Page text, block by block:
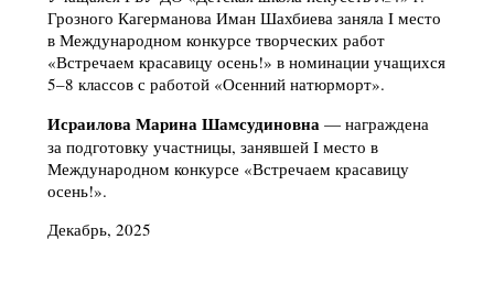
Грозного Кагерманова Иман Шахбиева заняла I место
в Международном конкурсе творческих работ
«Встречаем красавицу осень!» в номинации учащихся
5–8 классов с работой «Осенний натюрморт».
Исраилова Марина Шамсудиновна — награждена
за подготовку участницы, занявшей I место в
Международном конкурсе «Встречаем красавицу
осень!».
Декабрь, 2025